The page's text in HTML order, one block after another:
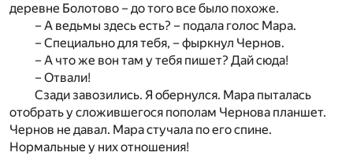
деревне Болотово – до того все было похоже.
– А ведьмы здесь есть? – подала голос Мара.
– Специально для тебя, – фыркнул Чернов.
– А что же вон там у тебя пишет? Дай сюда!
– Отвали!
Сзади завозились. Я обернулся. Мара пыталась
отобрать у сложившегося пополам Чернова планшет.
Чернов не давал. Мара стучала по его спине.
Нормальные у них отношения!